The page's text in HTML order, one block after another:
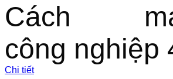
Cách
công nghiệp
Chi tiết